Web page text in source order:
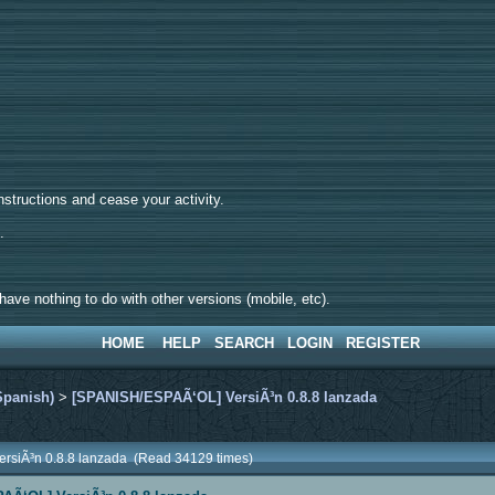
and cease your activity.
nothing to do with other versions (mobile, etc).
HOME HELP SEARCH LOGIN REGISTER
> [SPANISH/ESPAÃ‘OL] VersiÃ³n 0.8.8 lanzada
0.8.8 lanzada (Read 34129 times)